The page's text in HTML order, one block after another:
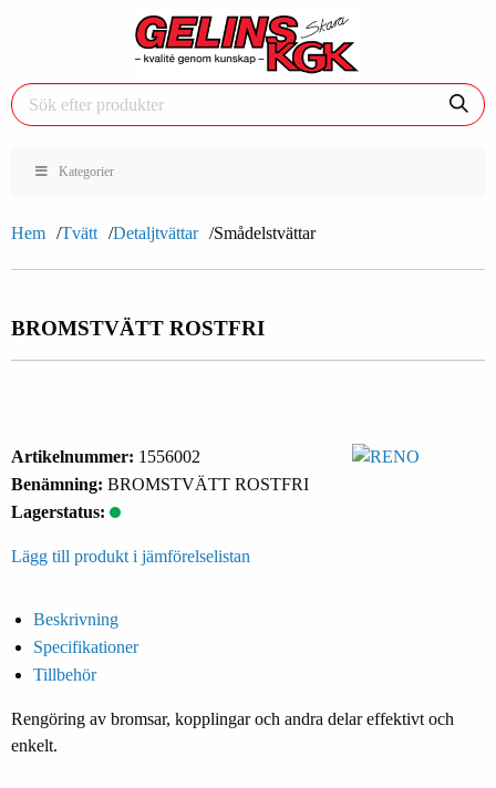
Kategorier
Hem Tvätt Detaljtvättar Smådelstvättar
BROMSTVÄTT ROSTFRI
Artikelnummer: 1556002
Benämning: BROMSTVÄTT ROSTFRI
Lagerstatus:
Lägg till produkt i jämförelselistan
Beskrivning
Specifikationer
Tillbehör
Rengöring av bromsar, kopplingar och andra delar effektivt och
enkelt.